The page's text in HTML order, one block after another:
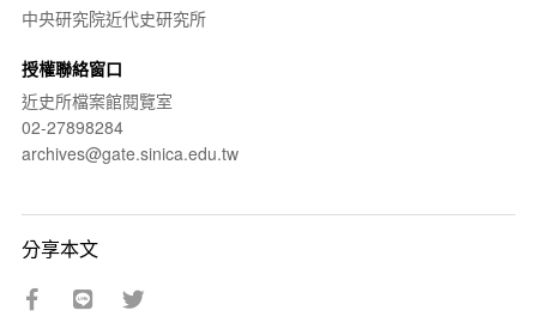
中央研究院近代史研究所
授權聯絡窗口
近史所檔案館閱覽室
02-27898284
archives@gate.sinica.edu.tw
分享本文